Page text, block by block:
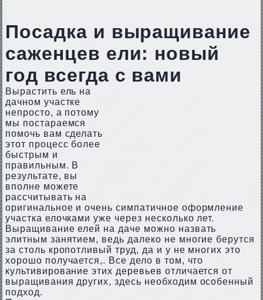
Посадка и выращивание
саженцев ели: новый
год всегда с вами
Вырастить ель на
дачном участке
непросто, а потому
мы постараемся
помочь вам сделать
этот процесс более
быстрым и
правильным. В
результате, вы
вполне можете
рассчитывать на
оригинальное и очень симпатичное оформление
участка елочками уже через несколько лет.
Выращивание елей на даче можно назвать
элитным занятием, ведь далеко не многие берутся
за столь кропотливый труд, да и у не многих это
хорошо получается,. Все дело в том, что
культивирование этих деревьев отличается от
выращивания других, здесь необходим особенный
подход.